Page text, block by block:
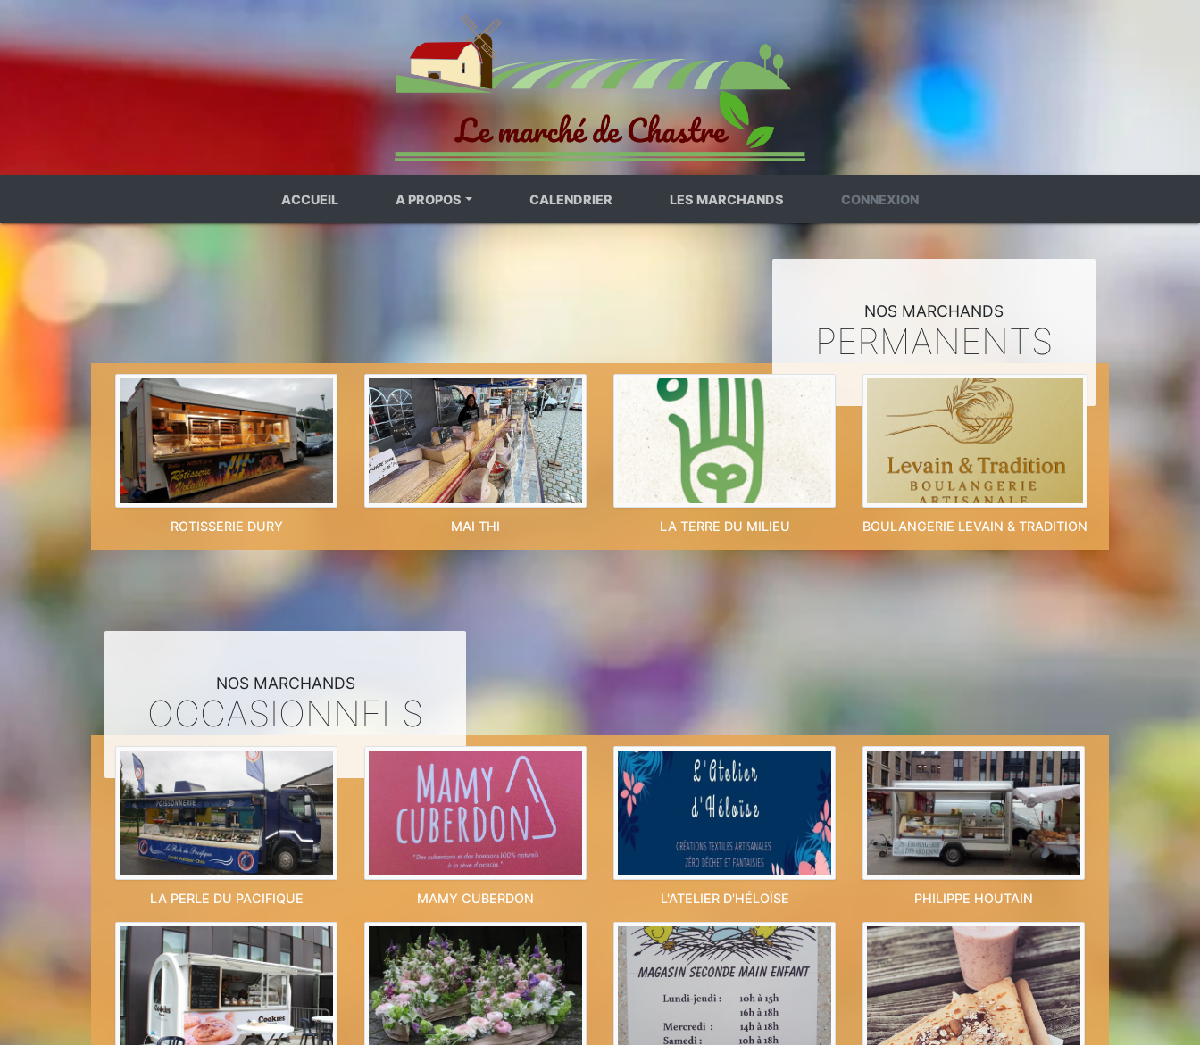
ACCUEIL A PROPOS CALENDRIER LES MARCHANDS CONNEXION
NOS MARCHANDS
PERMANENTS
ROTISSERIE DURY MAI THI LA TERRE DU MILIEU BOULANGERIE LEVAIN & TRADITION
NOS MARCHANDS
OCCASIONNELS
LA PERLE DU PACIFIQUE MAMY CUBERDON L'ATELIER D'HÉLOÏSE PHILIPPE HOUTAIN